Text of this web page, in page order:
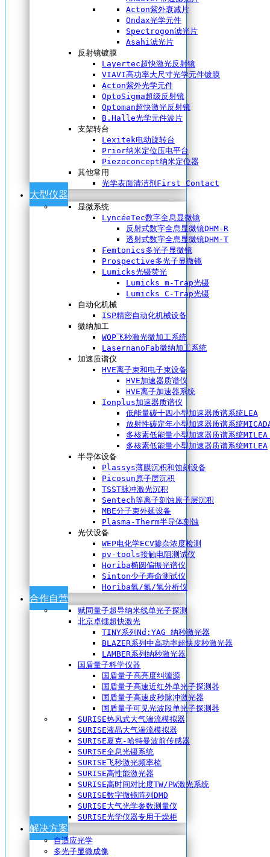
Acton紫外衰减片
Ondax光学元件
Spectrogon滤光片
Asahi滤光片
反射镜镀膜
Layertec超快激光反射镜
VIAVI高功率大尺寸光学元件镀膜
Acton紫外光学元件
OptoSigma超级反射镜
Optoman超快激光反射镜
B.Halle光学元件波片
支架转台
Lexitek电动旋转台
Prior纳米定位压电平台
Piezoconcept纳米定位器
其他常用
光学表面清洁剂First Contact
大型仪器
显微系统
LyncéeTec数字全息显微镜
反射式数字全息显微镜DHM-R
透射式数字全息显微镜DHM-T
Femtonics多光子显微镜
Prospective多光子显微镜
Lumicks光镊荧光
Lumicks m-Trap光镊
Lumicks C-Trap光镊
自动化机械
ISP精密自动化机械设备
微纳加工
WOP飞秒激光微加工系统
LasernanoFab微纳加工系统
加速质谱仪
HVE离子束和电子束设备
HVE加速器质谱仪
HVE离子加速器系统
Ionplus加速器质谱仪
低能量碳十四小型加速器质谱系统LEA
放射性碳定年小型加速器质谱系统
多核素低能量小型加速器质谱系统
多核素低能量小型加速器质谱系统MILEA
半导体设备
Plassys薄膜沉积和蚀刻设备
Picosun原子层沉积
TSST脉冲激光沉积
Sentech等离子刻蚀原子层沉积
MBE分子束外延设备
Plasma-Therm半导体刻蚀
光伏设备
WEP电化学ECV掺杂浓度检测
pv-tools接触电阻测试仪
Horiba椭圆偏振光谱仪
Sinton少子寿命测试仪
Horiba氧/氮/氢分析仪
合作自营
赋同量子超导纳米线单光子探测
北京卓镭超快激光
TINY系列Nd:YAG 纳秒激光器
BLAZER系列中高功率超快皮秒激光器
LAMBER系列纳秒激光器
国盾量子科学仪器
国盾量子高亮度纠缠源
国盾量子高速近红外单光子探测器
国盾量子高速皮秒脉冲激光器
国盾量子可见光波段单光子探测器
SURISE热风式大气湍流模拟器
SURISE液晶大气湍流模拟器
SURISE夏克-哈特曼波前传感器
SURISE全息光镊系统
SURISE飞秒激光频率梳
SURISE高性能激光器
SURISE高时间对比度TW/PW激光系统
SURISE数字微镜阵列DMD
SURISE大气光学参数测量仪
SURISE光学仪器专用干燥柜
解决方案
自适应光学
多光子显微成像